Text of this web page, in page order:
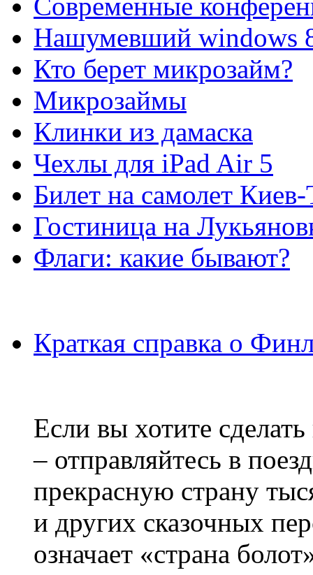
Нашумевший windows
Кто берет микрозайм?
Микрозаймы
Клинки из дамаска
Чехлы для iPad Air 5
Билет на самолет
Гостиница на
Флаги: какие бывают?
Краткая справка о
Если вы хотите
– отправляйтесь в
прекрасную страну
и других сказочных
означает «страна